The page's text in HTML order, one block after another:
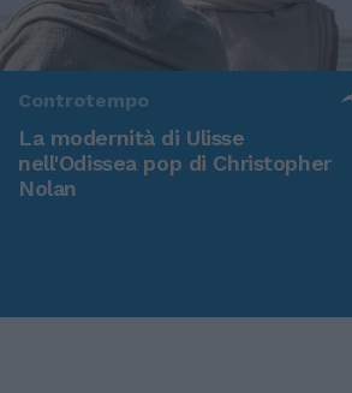
Controtempo
La modernità di Ulisse
nell'Odissea pop di Christopher
Nolan